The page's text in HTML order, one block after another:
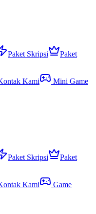
Paket Skripsi
Paket
Kami Mini Game
Paket Skripsi
Paket
Kami Game